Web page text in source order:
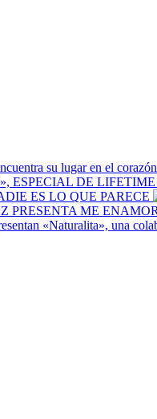
ES LO QUE PARECE